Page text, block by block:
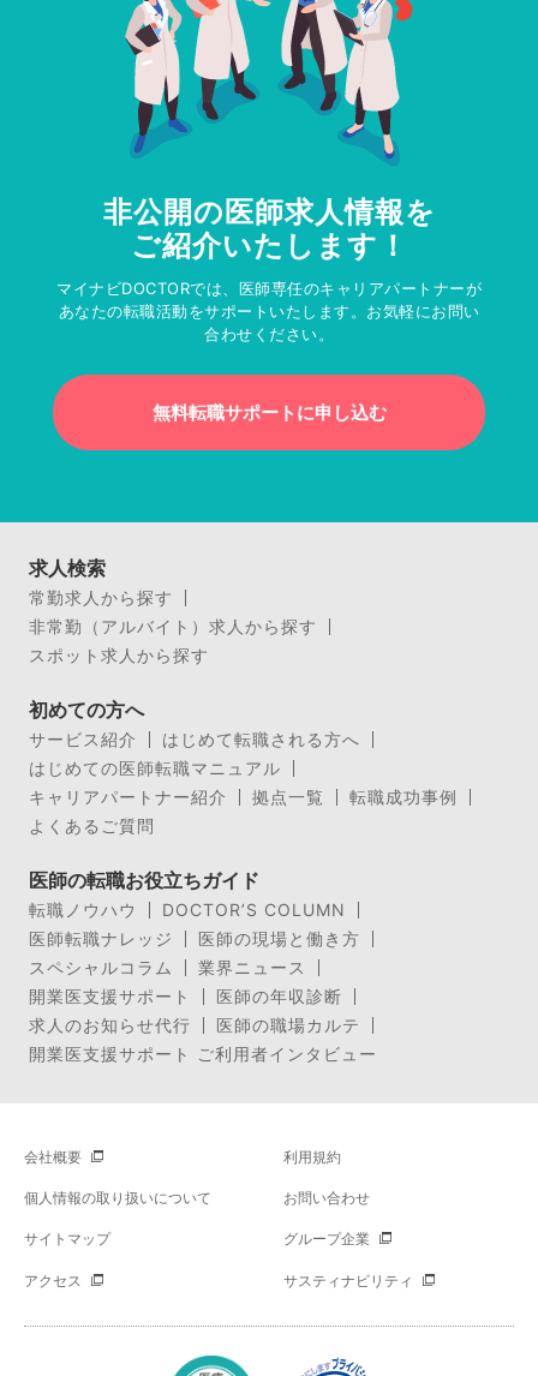
非公開の医師求人情報を
ご紹介いたします！
マイナビDOCTORでは、医師専任のキャリアパートナーが
あなたの転職活動をサポートいたします。お気軽にお問い
合わせください。
無料転職サポートに申し込む
求人検索
常勤求人から探す
非常勤（アルバイト）求人から探す
スポット求人から探す
初めての方へ
サービス紹介
はじめて転職される方へ
はじめての医師転職マニュアル
キャリアパートナー紹介
拠点一覧
転職成功事例
よくあるご質問
医師の転職お役立ちガイド
転職ノウハウ
DOCTOR’S COLUMN
医師転職ナレッジ
医師の現場と働き方
スペシャルコラム
業界ニュース
開業医支援サポート
医師の年収診断
求人のお知らせ代行
医師の職場カルテ
開業医支援サポート ご利用者インタビュー
会社概要 利用規約
個人情報の取り扱いについて お問い合わせ
サイトマップ グループ企業
アクセス サスティナビリティ